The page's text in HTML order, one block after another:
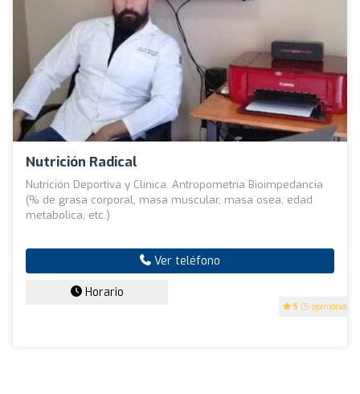
Nutrición Radical
5 (5 opiniones)
Nutrición Deportiva y Clínica. Antropometría Bioimpedancia
(% de grasa corporal, masa muscular, masa osea, edad
metabolica, etc.)
Ver teléfono
Horario